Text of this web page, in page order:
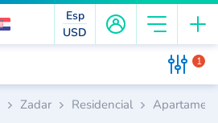
Esp
USD
1
Zadar Residencial